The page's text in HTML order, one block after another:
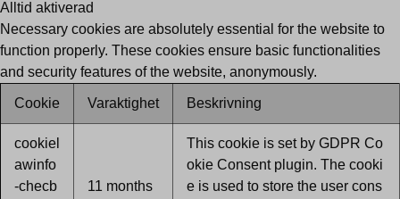
Alltid aktiverad
Necessary cookies are absolutely essential for the website to
function properly. These cookies ensure basic functionalities
and security features of the website, anonymously.
Cookie Varaktighet Beskrivning
cookiel
awinfo
-checb
11 months
This cookie is set by GDPR Co
okie Consent plugin. The cooki
e is used to store the user cons